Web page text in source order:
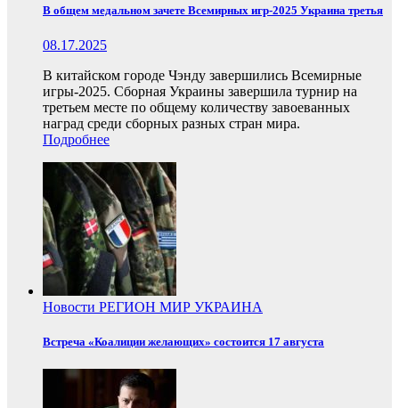
В общем медальном зачете Всемирных игр-2025 Украина третья
08.17.2025
В китайском городе Чэнду завершились Всемирные
игры-2025. Сборная Украины завершила турнир на
третьем месте по общему количеству завоеванных
наград среди сборных разных стран мира.
Подробнее
Новости РЕГИОН МИР УКРАИНА
Встреча «Коалиции желающих» состоится 17 августа